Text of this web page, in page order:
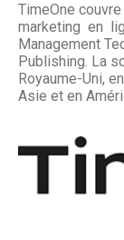
TimeOne
marketing en
Management
Publishing. La
Royaume-Uni,
Asie et en